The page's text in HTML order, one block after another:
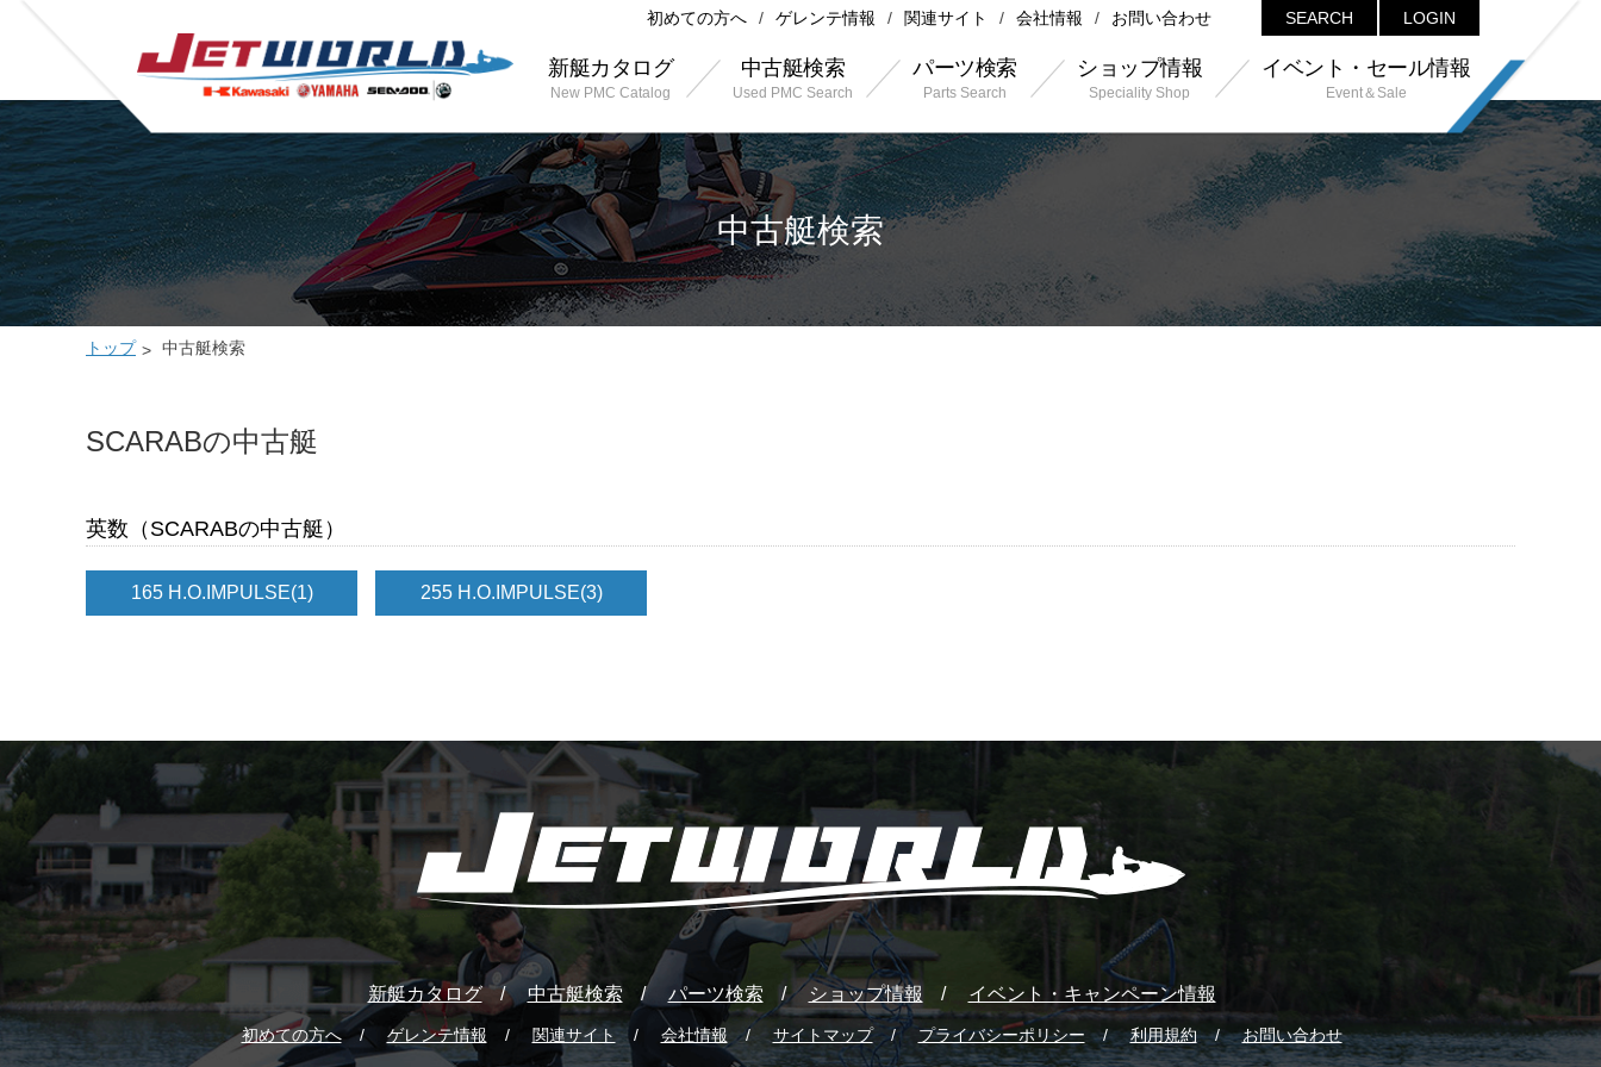
初めての方へ ゲレンテ情報 関連サイト 会社情報 お問い合わせ SEARCH LOGIN
新艇カタログ
New PMC Catalog
中古艇検索
Used PMC Search
パーツ検索
Parts Search
ショップ情報
Speciality Shop
イベント・セール情報
Event＆Sale
中古艇検索
トップ 中古艇検索
SCARABの中古艇
英数（SCARABの中古艇）
165 H.O.IMPULSE(1) 255 H.O.IMPULSE(3)
新艇カタログ 中古艇検索 パーツ検索 ショップ情報 イベント・キャンペーン情報
初めての方へ ゲレンテ情報 関連サイト 会社情報 サイトマップ プライバシーポリシー 利用規約 お問い合わせ